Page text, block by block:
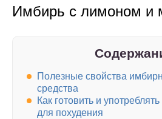
Имбирь с лимоном и
Полезные свойства
средства
Как готовить и
для похудения